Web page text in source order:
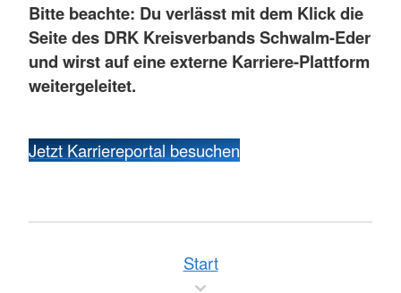
Bitte beachte: Du verlässt mit dem Klick die
Seite des DRK Kreisverbands Schwalm-Eder
und wirst auf eine externe Karriere-Plattform
weitergeleitet.
Jetzt Karriereportal besuchen
Start